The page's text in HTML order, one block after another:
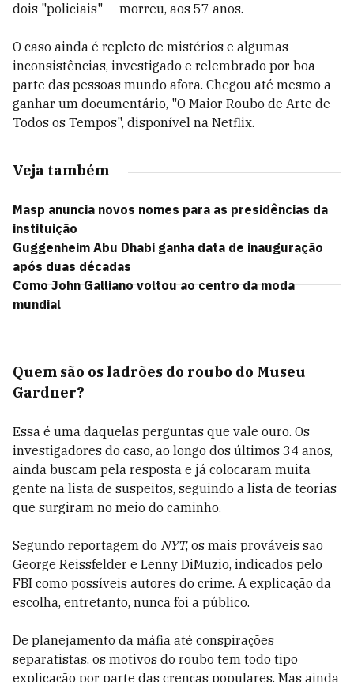
dois "policiais" — morreu, aos 57 anos.
O caso ainda é repleto de mistérios e algumas
inconsistências, investigado e relembrado por boa
parte das pessoas mundo afora. Chegou até mesmo a
ganhar um documentário, "O Maior Roubo de Arte de
Todos os Tempos", disponível na Netflix.
Veja também
Masp anuncia novos nomes para as presidências da
instituição
Guggenheim Abu Dhabi ganha data de inauguração
após duas décadas
Como John Galliano voltou ao centro da moda
mundial
Quem são os ladrões do roubo do Museu
Gardner?
Essa é uma daquelas perguntas que vale ouro. Os
investigadores do caso, ao longo dos últimos 34 anos,
ainda buscam pela resposta e já colocaram muita
gente na lista de suspeitos, seguindo a lista de teorias
que surgiram no meio do caminho.
Segundo reportagem do NYT, os mais prováveis são
George Reissfelder e Lenny DiMuzio, indicados pelo
FBI como possíveis autores do crime. A explicação da
escolha, entretanto, nunca foi a público.
De planejamento da máfia até conspirações
separatistas, os motivos do roubo tem todo tipo
explicação por parte das crenças populares. Mas ainda